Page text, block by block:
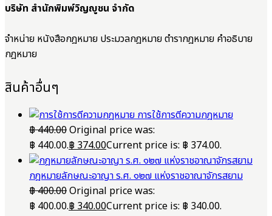
บริษัท สำนักพิมพ์วิญญูชน จำกัด
จำหน่าย หนังสือกฎหมาย ประมวลกฎหมาย ตำรากฎหมาย คำอธิบาย
กฎหมาย
สินค้าอื่นๆ
การใช้การตีความกฎหมาย
฿440.00Original price was:
฿ 440.00.฿374.00Current price is: ฿ 374.00.
กฎหมายลักษณะอาญา ร.ศ. ๑๒๗ แห่งราชอาณาจักรสยาม
฿400.00Original price was:
฿ 400.00.฿340.00Current price is: ฿ 340.00.